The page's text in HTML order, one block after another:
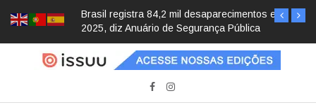
Brasil registra 84,2 mil desaparecimentos em
2025, diz Anuário de Segurança Pública